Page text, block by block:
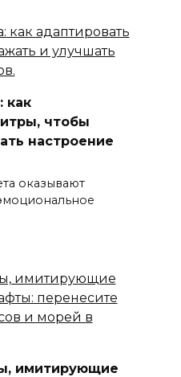
как
чтобы
настроение
оказывают
имитирующие